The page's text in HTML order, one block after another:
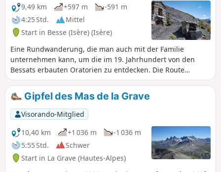
9,49 km
+597 m
-591 m
4:25 Std.
Mittel
Start in Besse (Isère) (Isère)
Eine Rundwanderung, die man auch mit der Familie
unternehmen kann, um die im 19. Jahrhundert von den
Bessats erbauten Oratorien zu entdecken. Die Route
verläuft auf einem sonnigen Hang und führt durch zwei
Weiler mit typischen Häusern und durch das Dorf Besse,
das allein schon einen Besuch wert ist. Als Bonus gibt es
einige herrliche Ausblicke auf das Massif des Grandes
Rousses oder das Massif des Écrins zwischen La Meije und
Le Rochail.
Gipfel des Mas de la Grave
Visorando-Mitglied
10,40 km
+1 036 m
-1 036 m
5:55 Std.
Schwer
Start in La Grave (Hautes-Alpes)